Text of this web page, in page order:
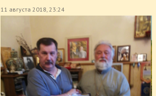
11 августа 2018, 23:24